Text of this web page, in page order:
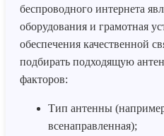
беспроводного интернета
оборудования и грамотная
обеспечения качественной
подбирать подходящую
факторов:
Тип антенны
всенаправленная);